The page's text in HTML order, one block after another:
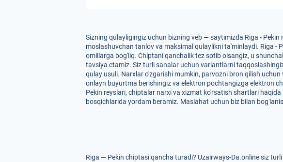
Sizning qulayligingiz uchun bizning veb — saytimizda Riga -
moslashuvchan tanlov va maksimal qulaylikni ta'minlaydi. Riga -
omillarga bog'liq. Chiptani qanchalik tez sotib olsangiz, u
tavsiya etamiz. Siz turli sanalar uchun variantlarni
qulay usuli. Narxlar o'zgarishi mumkin, parvozni bron qilish
onlayn buyurtma berishingiz va elektron pochtangizga elektron
Pekin reyslari, chiptalar narxi va xizmat ko'rsatish shartlari
bosqichlarida yordam beramiz. Maslahat uchun biz bilan
Riga — Pekin chiptasi qancha turadi? Uzairways-Da.online siz